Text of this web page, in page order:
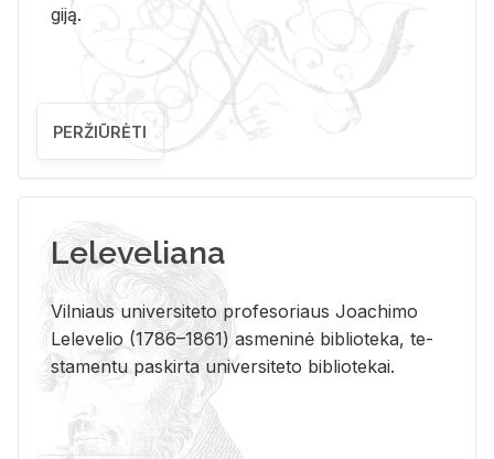
gi­ją.
PERŽIŪRĖTI
Leleveliana
Vil­niaus uni­ver­si­te­to pro­fe­so­riaus Jo­a­chi­mo
Le­le­ve­lio (1786–1861) as­me­ni­nė bi­b­lio­te­ka, te­
sta­men­tu pa­skir­ta uni­ver­si­te­to bi­b­lio­te­kai.